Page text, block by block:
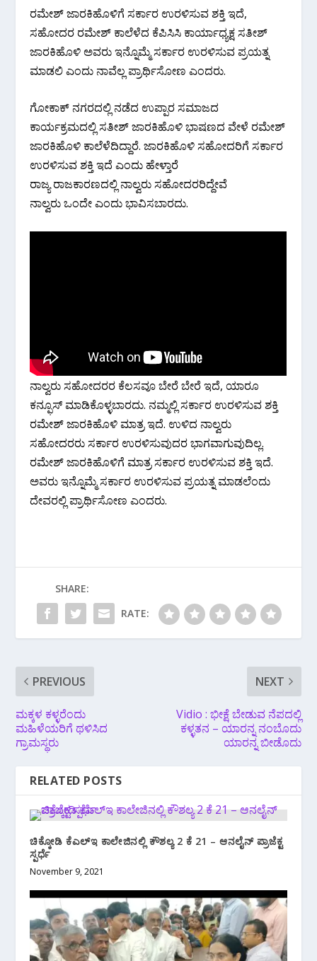
ರಮೇಶ್ ಜಾರಕಿಹೊಳಿಗೆ ಸರ್ಕಾರ ಉರಳಿಸುವ ಶಕ್ತಿ ಇದೆ,
ಸಹೋದರ ರಮೇಶ್ ಕಾಲೆಳೆದ ಕೆಪಿಸಿಸಿ ಕಾರ್ಯಾಧ್ಯಕ್ಷ ಸತೀಶ್
ಜಾರಕಿಹೊಳಿ ಅವರು ಇನ್ನೊಮ್ಮೆ ಸರ್ಕಾರ ಉರಳಿಸುವ ಪ್ರಯತ್ನ
ಮಾಡಲಿ ಎಂದು ನಾವೆಲ್ಲ ಪ್ರಾರ್ಥಿಸೋಣ ಎಂದರು.
ಗೋಕಾಕ್ ನಗರದಲ್ಲಿ ನಡೆದ ಉಪ್ಪಾರ ಸಮಾಜದ
ಕಾರ್ಯಕ್ರಮದಲ್ಲಿ ಸತೀಶ್ ಜಾರಕಿಹೊಳಿ ಭಾಷಣದ ವೇಳೆ ರಮೇಶ್
ಜಾರಕಿಹೊಳಿ ಕಾಲೆಳೆದಿದ್ದಾರೆ. ಜಾರಕಿಹೊಳಿ ಸಹೋದರಿಗೆ ಸರ್ಕಾರ
ಉರಳಿಸುವ ಶಕ್ತಿ ಇದೆ ಎಂದು ಹೇಳ್ತಾರೆ
ರಾಜ್ಯ ರಾಜಕಾರಣದಲ್ಲಿ ನಾಲ್ವರು ಸಹೋದರರಿದ್ದೇವೆ
ನಾಲ್ವರು ಒಂದೇ ಎಂದು ಭಾವಿಸಬಾರದು.
ನಾಲ್ವರು ಸಹೋದರರ ಕೆಲಸವೂ ಬೇರೆ ಬೇರೆ ಇದೆ, ಯಾರೂ
ಕನ್ಫೂಸ್ ಮಾಡಿಕೊಳ್ಳಬಾರದು. ನಮ್ಮಲ್ಲಿ ಸರ್ಕಾರ ಉರಳಿಸುವ ಶಕ್ತಿ
ರಮೇಶ್ ಜಾರಕಿಹೊಳಿ ಮಾತ್ರ ಇದೆ. ಉಳಿದ ನಾಲ್ವರು
ಸಹೋದರರು ಸರ್ಕಾರ ಉರಳಿಸುವುದರ ಭಾಗವಾಗುವುದಿಲ್ಲ.
ರಮೇಶ್ ಜಾರಕಿಹೊಳಿಗೆ ಮಾತ್ರ ಸರ್ಕಾರ ಉರಳಿಸುವ ಶಕ್ತಿ ಇದೆ.
ಅವರು ಇನ್ನೊಮ್ಮೆ ಸರ್ಕಾರ ಉರಳಿಸುವ ಪ್ರಯತ್ನ ಮಾಡಲೆಂದು
ದೇವರಲ್ಲಿ ಪ್ರಾರ್ಥಿಸೋಣ ಎಂದರು.
SHARE:
RATE:
PREVIOUS
ಮಕ್ಕಳ ಕಳ್ಳರೆಂದು
ಮಹಿಳೆಯರಿಗೆ ಥಳಿಸಿದ
ಗ್ರಾಮಸ್ಥರು
NEXT
Vidio : ಭೀಕ್ಷೆ ಬೇಡುವ ನೆಪದಲ್ಲಿ
ಕಳ್ಳತನ – ಯಾರನ್ನ ನಂಬೊದು
ಯಾರನ್ನ ಬೀಡೊದು
RELATED POSTS
ಚಿಕ್ಕೋಡಿ ಕೆಎಲ್‌ಇ ಕಾಲೇಜಿನಲ್ಲಿ ಕೌಶಲ್ಯ 2 ಕೆ 21 – ಆನಲೈನ್ ಪ್ರಾಜೆಕ್ಟ
ಸ್ಪರ್ಧೆ
November 9, 2021